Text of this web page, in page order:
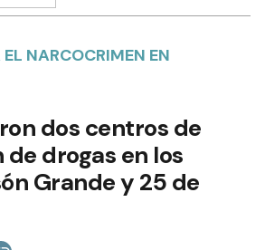
NARCOCRIMEN EN
dos centros de
drogas en los
Grande y 25 de